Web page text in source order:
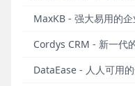
MaxKB - 强大易用的
Cordys CRM - 新一代
DataEase - 人人可用
一、阿里云游
2015年3月16日，第